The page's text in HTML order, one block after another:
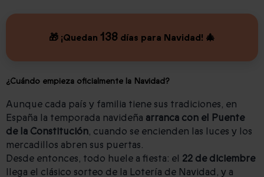
🎁 ¡Quedan 138 días para Navidad! 🎄
¿Cuándo empieza oficialmente la Navidad?
Aunque cada país y familia tiene sus tradiciones, en
España la temporada navideña arranca con el Puente
de la Constitución, cuando se encienden las luces y los
mercadillos abren sus puertas.
Desde entonces, todo huele a fiesta: el 22 de diciembre
llega el clásico sorteo de la Lotería de Navidad, y a